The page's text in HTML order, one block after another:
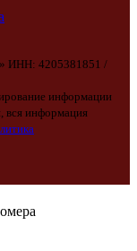
ИНН: 4205381851 /
информации
вся информация